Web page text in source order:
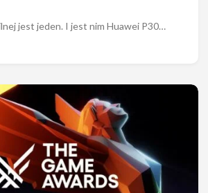
jest jeden. I jest nim Huawei P30…